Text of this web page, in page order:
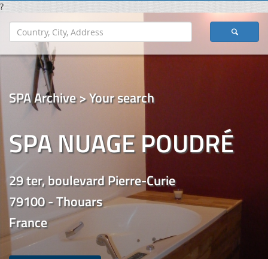
?
SPA Archive > Your search
SPA NUAGE POUDRÉ
29 ter, boulevard Pierre-Curie
79100 - Thouars
France